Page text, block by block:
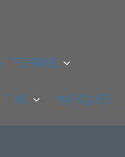
TNS MARQUES